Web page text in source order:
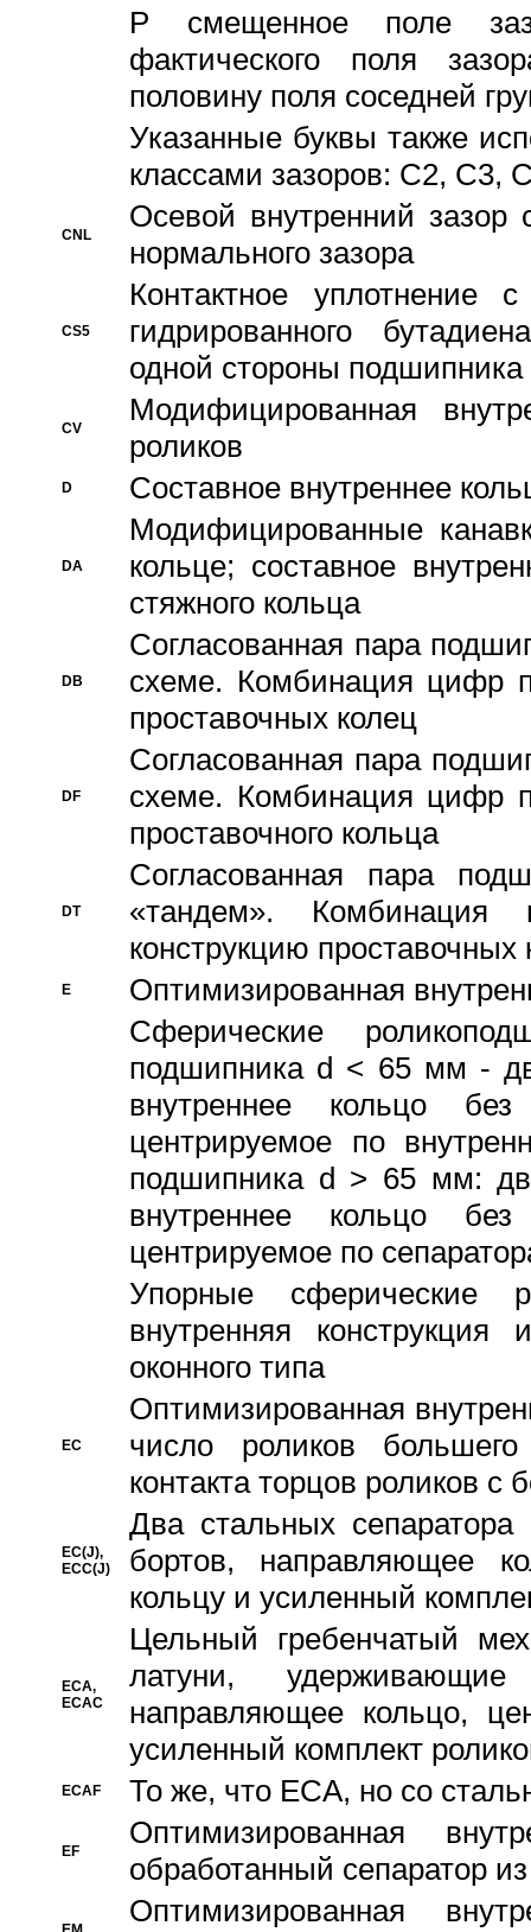
P смещенное поле
фактического поля
половину поля соседней
Указанные буквы также
классами зазоров: С2,
CNL
Осевой внутренний зазор
нормального зазора
CS5
Контактное уплотнение
гидрированного
одной стороны подшипника
CV
Модифицированная
роликов
D Составное внутреннее
DA
Модифицированные
кольце; составное
стяжного кольца
DB
Согласованная пара
схеме. Комбинация цифр
проставочных колец
DF
Согласованная пара
схеме. Комбинация цифр
проставочного кольца
DT
Согласованная пара
«тандем».
конструкцию проставочных
E
Оптимизированная
Сферические
подшипника d < 65 мм -
внутреннее кольцо
центрируемое по
подшипника d > 65 мм:
внутреннее кольцо
центрируемое по
Упорные сферические
внутренняя
оконного типа
EC
Oптимизированная
число роликов
контакта торцов роликов с
EC(J),
ECC(J)
Два стальных сепаратора
бортов, направляющее
кольцу и усиленный
ECA,
ECAC
Цельный гребенчатый
латуни,
направляющее кольцо,
усиленный комплект
ECAF То же, что ECA, но со
EF
Оптимизированная
обработанный сепаратор
Оптимизированная